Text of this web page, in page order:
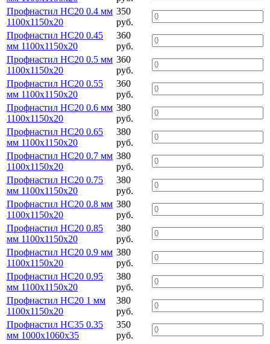
Профнастил НС20 0.4 мм
1100х1150х20
350
руб.
Профнастил НС20 0.45
мм 1100х1150х20
360
руб.
Профнастил НС20 0.5 мм
1100х1150х20
360
руб.
Профнастил НС20 0.55
мм 1100х1150х20
360
руб.
Профнастил НС20 0.6 мм
1100х1150х20
380
руб.
Профнастил НС20 0.65
мм 1100х1150х20
380
руб.
Профнастил НС20 0.7 мм
1100х1150х20
380
руб.
Профнастил НС20 0.75
мм 1100х1150х20
380
руб.
Профнастил НС20 0.8 мм
1100х1150х20
380
руб.
Профнастил НС20 0.85
мм 1100х1150х20
380
руб.
Профнастил НС20 0.9 мм
1100х1150х20
380
руб.
Профнастил НС20 0.95
мм 1100х1150х20
380
руб.
Профнастил НС20 1 мм
1100х1150х20
380
руб.
Профнастил НС35 0.35
мм 1000х1060х35
350
руб.